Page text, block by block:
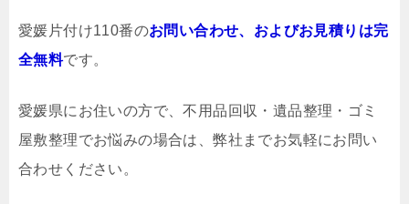
愛媛片付け110番のお問い合わせ、およびお見積りは完
全無料です。
愛媛県にお住いの方で、不用品回収・遺品整理・ゴミ
屋敷整理でお悩みの場合は、弊社までお気軽にお問い
合わせください。